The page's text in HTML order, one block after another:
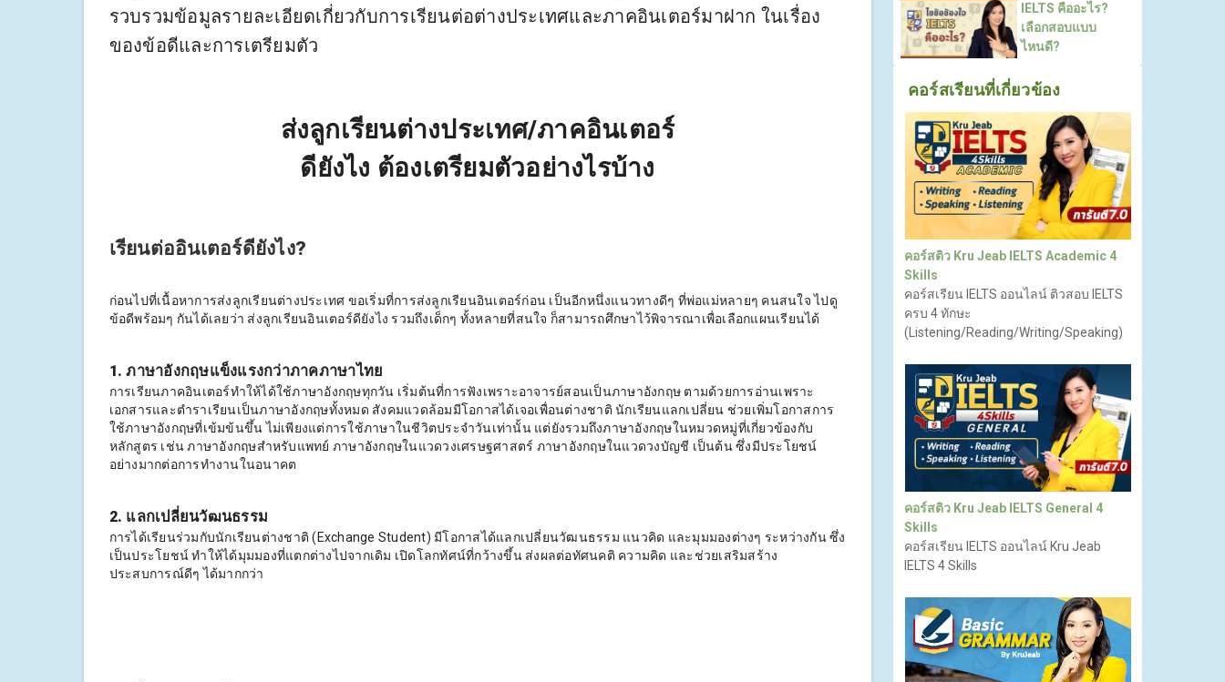
รวบรวมข้อมูลรายละเอียดเกี่ยวกับการเรียนต่อต่างประเทศและภาคอินเตอร์มาฝาก ในเรื่อง
ของข้อดีและการเตรียมตัว
ส่งลูกเรียนต่างประเทศ/ภาคอินเตอร์
ดียังไง ต้องเตรียมตัวอย่างไรบ้าง
เรียนต่ออินเตอร์ดียังไง?
ก่อนไปที่เนื้อหาการส่งลูกเรียนต่างประเทศ ขอเริ่มที่การส่งลูกเรียนอินเตอร์ก่อน เป็นอีกหนึ่งแนวทางดีๆ ที่พ่อแม่หลายๆ คนสนใจ ไปดู
ข้อดีพร้อมๆ กันได้เลยว่า ส่งลูกเรียนอินเตอร์ดียังไง รวมถึงเด็กๆ ทั้งหลายที่สนใจ ก็สามารถศึกษาไว้พิจารณาเพื่อเลือกแผนเรียนได้
1. ภาษาอังกฤษแข็งแรงกว่าภาคภาษาไทย
การเรียนภาคอินเตอร์ทำให้ได้ใช้ภาษาอังกฤษทุกวัน เริ่มต้นที่การฟังเพราะอาจารย์สอนเป็นภาษาอังกฤษ ตามด้วยการอ่านเพราะ
เอกสารและตำราเรียนเป็นภาษาอังกฤษทั้งหมด สังคมแวดล้อมมีโอกาสได้เจอเพื่อนต่างชาติ นักเรียนแลกเปลี่ยน ช่วยเพิ่มโอกาสการ
ใช้ภาษาอังกฤษที่เข้มข้นขึ้น ไม่เพียงแต่การใช้ภาษาในชีวิตประจำวันเท่านั้น แต่ยังรวมถึงภาษาอังกฤษในหมวดหมู่ที่เกี่ยวข้องกับ
หลักสูตร เช่น ภาษาอังกฤษสำหรับแพทย์ ภาษาอังกฤษในแวดวงเศรษฐศาสตร์ ภาษาอังกฤษในแวดวงบัญชี เป็นต้น ซึ่งมีประโยชน์
อย่างมากต่อการทำงานในอนาคต
2. แลกเปลี่ยนวัฒนธรรม
การได้เรียนร่วมกับนักเรียนต่างชาติ (Exchange Student) มีโอกาสได้แลกเปลี่ยนวัฒนธรรม แนวคิด และมุมมองต่างๆ ระหว่างกัน ซึ่ง
เป็นประโยชน์ ทำให้ได้มุมมองที่แตกต่างไปจากเดิม เปิดโลกทัศน์ที่กว้างขึ้น ส่งผลต่อทัศนคติ ความคิด และช่วยเสริมสร้าง
ประสบการณ์ดีๆ ได้มากกว่า
IELTS คืออะไร?
เลือกสอบแบบ
ไหนดี?
คอร์สเรียนที่เกี่ยวข้อง
คอร์สติว Kru Jeab IELTS Academic 4
Skills
คอร์สเรียน IELTS ออนไลน์ ติวสอบ IELTS
ครบ 4 ทักษะ
(Listening/Reading/Writing/Speaking)
คอร์สติว Kru Jeab IELTS General 4
Skills
คอร์สเรียน IELTS ออนไลน์ Kru Jeab
IELTS 4 Skills